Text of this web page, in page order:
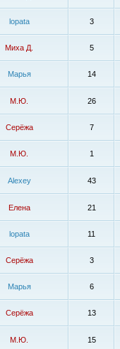
lopata 3
Миха Д. 5
Марья 14
М.Ю. 26
Серёжа 7
М.Ю. 1
Alexey 43
Елена 21
lopata 11
Серёжа 3
Марья 6
Серёжа 13
М.Ю. 15